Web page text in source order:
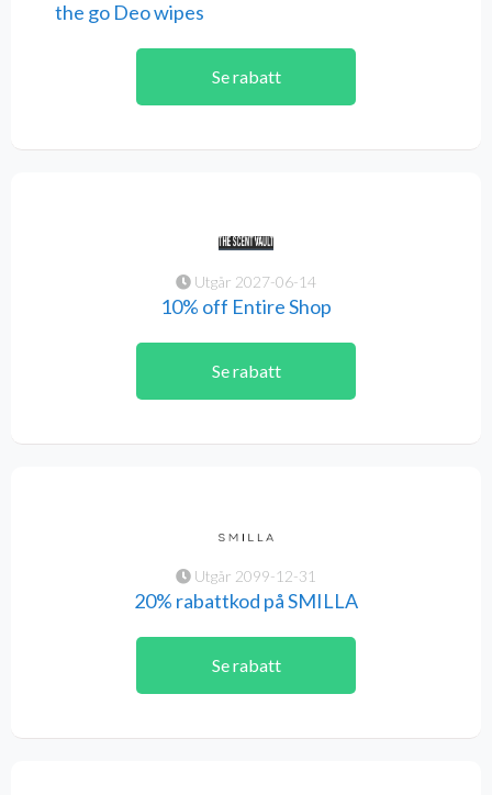
the go Deo wipes
Se rabatt
Utgår 2027-06-14
10% off Entire Shop
Se rabatt
Utgår 2099-12-31
20% rabattkod på SMILLA
Se rabatt